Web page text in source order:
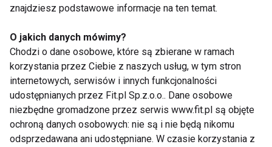
poprzez aktywność fizyczną zniwelować bóle
były ukierunkowane terapeutycznie, dostosowane
do możliwości osób początkujących i prowadzone
przez instruktorów, którzy modyfikują ćwiczenia w
przypadku pacjentów z fizycznymi ograniczeniami -
przekonuje autorka badań dr Karen Sherman z Group
Health Research Institute w Seattle.
znajdziesz podstawowe informacje na ten temat.
O jakich danych mówimy?
Chodzi o dane osobowe, które są zbierane w ramach
korzystania przez Ciebie z naszych usług, w tym stron
internetowych, serwisów i innych funkcjonalności
udostępnianych przez Fit.pl Sp.z.o.o.. Dane osobowe
niezbędne gromadzone przez serwis www.fit.pl są objęte
ochroną danych osobowych: nie są i nie będą nikomu
odsprzedawana ani udostępniane. W czasie korzystania z